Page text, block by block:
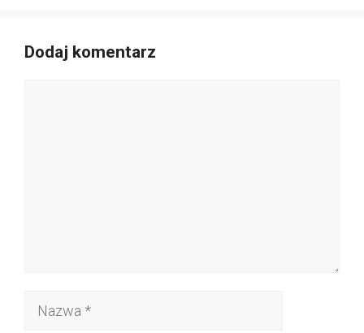
Dodaj komentarz
Nazwa